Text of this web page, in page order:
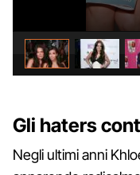
Gli haters
Negli ultimi anni